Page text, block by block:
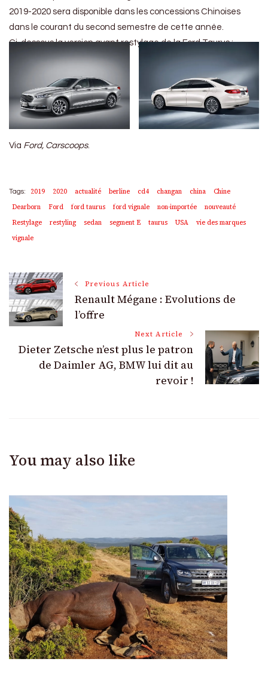
2019-2020 sera disponible dans les concessions Chinoises
dans le courant du second semestre de cette année.
Ci-dessous la version avant restylage de la Ford Taurus :
Via Ford, Carscoops.
Tags: 2019 2020 actualité berline cd4 changan china
Chine
Dearborn
Ford ford taurus ford vignale non-importée
nouveauté
Restylage
restyling sedan segment E taurus USA
vie des marques
vignale
Post
Navigation
Previous Article
Renault Mégane : Evolutions de
l’offre
Next Article
Dieter Zetsche n’est plus le patron
de Daimler AG, BMW lui dit au
revoir !
You may also like